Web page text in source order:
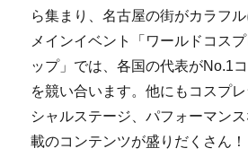
ら集まり、名古屋の街がカラフル
メインイベント「ワールドコス
ップ」では、各国の代表がNo.1
を競い合います。他にもコスプ
シャルステージ、パフォーマン
載のコンテンツが盛りだくさん！